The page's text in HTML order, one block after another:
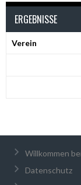
ERGEBNISSE
Verein
Willkommen
Datenschutz